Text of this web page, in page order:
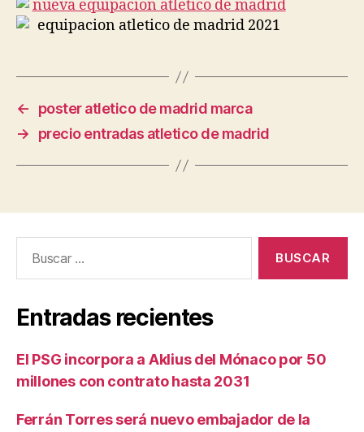
←
poster atletico de madrid marca
→
precio entradas atletico de madrid
Entradas recientes
El PSG incorpora a Aklius del Mónaco por 50
millones con contrato hasta 2031
Ferrán Torres será nuevo embajador de la